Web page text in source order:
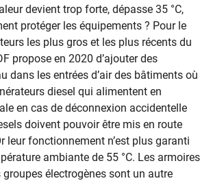
devient trop forte, dépasse 35 °C,
protéger les équipements ? Pour le
les plus gros et les plus récents du
propose en 2020 d’ajouter des
dans les entrées d’air des bâtiments où
diesel qui alimentent en
en cas de déconnexion accidentelle
doivent pouvoir être mis en route
leur fonctionnement n’est plus garanti
ambiante de 55 °C. Les armoires
groupes électrogènes sont un autre